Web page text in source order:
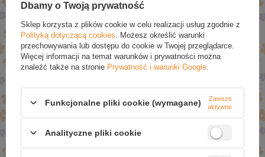
Węglowy żel do twarzy
150ml
£7.34
Tolpa Green Łagodny Tonik
£4.40
Dbamy o Twoją prywatność
Sklep korzysta z plików cookie w celu realizacji usług zgodnie z
Polityką dotyczącą cookies . Możesz określić warunki
przechowywania lub dostępu do cookie w Twojej przeglądarce.
Więcej informacji na temat warunków i prywatności można
znaleźć także na stronie Prywatność i warunki Google
Funkcjonalne pliki cookie (wymagane)
Zawsze
aktywne
Analityczne pliki cookie